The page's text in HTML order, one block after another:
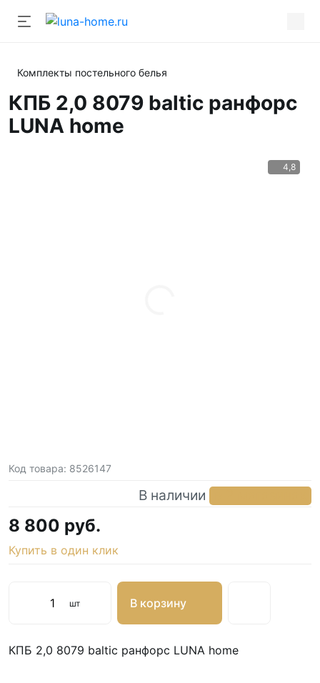
Комплекты постельного белья
КПБ 2,0 8079 baltic ранфорс
LUNA home
4,8
Код товара: 8526147
В наличии
8 800 руб.
Купить в один клик
шт В корзину
КПБ 2,0 8079 baltic ранфорс LUNA home